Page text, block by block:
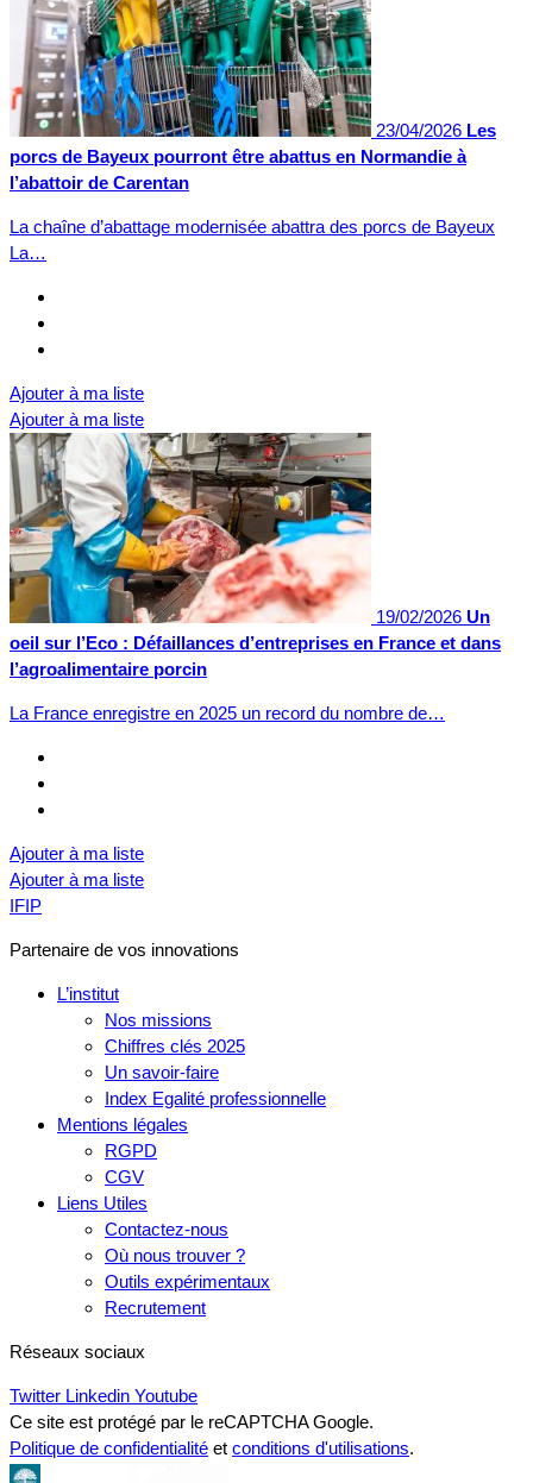
23/04/2026 Les
porcs de Bayeux pourront être abattus en Normandie à
l’abattoir de Carentan
La chaîne d’abattage modernisée abattra des porcs de Bayeux
La…
Ajouter à ma liste
Ajouter à ma liste
19/02/2026 Un
oeil sur l’Eco : Défaillances d’entreprises en France et dans
l’agroalimentaire porcin
La France enregistre en 2025 un record du nombre de…
Ajouter à ma liste
Ajouter à ma liste
IFIP
Partenaire de vos innovations
L’institut
Nos missions
Chiffres clés 2025
Un savoir-faire
Index Egalité professionnelle
Mentions légales
RGPD
CGV
Liens Utiles
Contactez-nous
Où nous trouver ?
Outils expérimentaux
Recrutement
Réseaux sociaux
Twitter Linkedin Youtube
Ce site est protégé par le reCAPTCHA Google.
Politique de confidentialité et conditions d'utilisations.